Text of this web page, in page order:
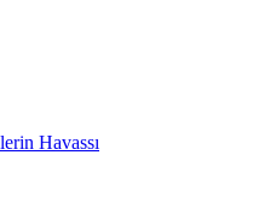
Havassı